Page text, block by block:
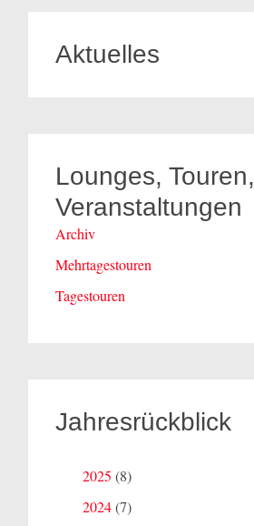
Aktuelles
Lounges, Touren,
Veranstaltungen
Archiv
Mehrtagestouren
Tagestouren
Jahresrückblick
2025 (8)
2024(7)